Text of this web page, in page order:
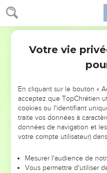
NE MANQUEZ
DE
ET SI LEURS ERREURS
leur foi ou leur vision. Mais
et les saisons difficiles qu'ils
Votre vie
En cliquant sur le bouton «
acceptez que TopChrétien
cookies ou l'identifiant
traite vos données à
données de navigation et
votre compte utilisateur)
Mesurer l'audience de
Vous permettre d'utiliser